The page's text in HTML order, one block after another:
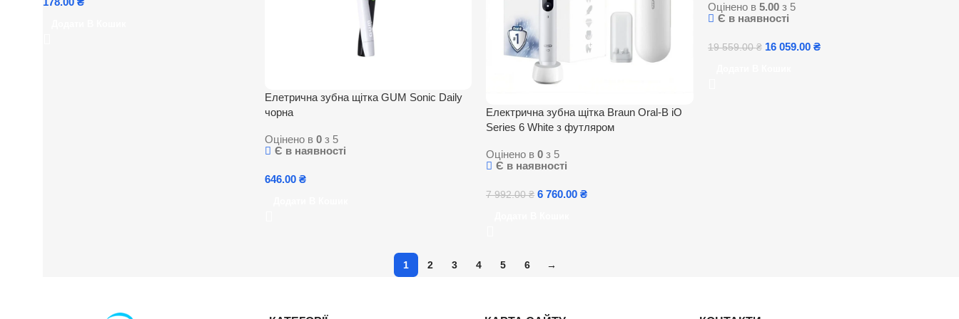
Елетрична зубна щітка GUM Sonic Daily
чорна
Оцінено в 0з 5
Є в наявності
646.00 ₴
Електрична зубна щітка Braun Oral-B iO
Series 6 White з футляром
Оцінено в 0 з 5
Є в наявності
7 992.00₴ 6 760.00 ₴
Оцінено в 5.00з 5
Є в наявності
19 559.00₴ 16 059.00 ₴
1 2 3 4 5 6 →